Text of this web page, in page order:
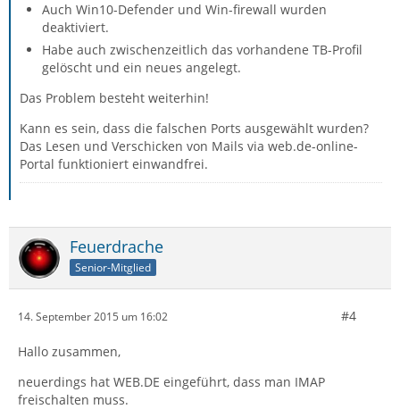
Auch Win10-Defender und Win-firewall wurden
deaktiviert.
Habe auch zwischenzeitlich das vorhandene TB-Profil
gelöscht und ein neues angelegt.
Das Problem besteht weiterhin!
Kann es sein, dass die falschen Ports ausgewählt wurden?
Das Lesen und Verschicken von Mails via web.de-online-
Portal funktioniert einwandfrei.
Feuerdrache
Senior-Mitglied
14. September 2015 um 16:02 #4
Hallo zusammen,
neuerdings hat WEB.DE eingeführt, dass man IMAP
freischalten muss.